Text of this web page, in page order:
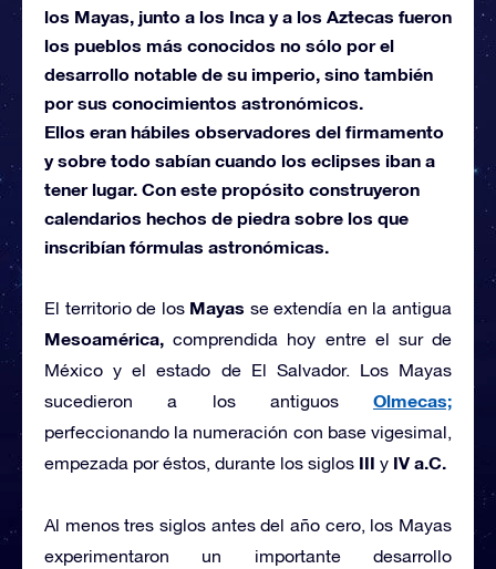
los Mayas, junto a los Inca y a los Aztecas fueron
los pueblos más conocidos no sólo por el
desarrollo notable de su imperio, sino también
por sus conocimientos astronómicos.
Ellos eran hábiles observadores del firmamento
y sobre todo sabían cuando los eclipses iban a
tener lugar. Con este propósito construyeron
calendarios hechos de piedra sobre los que
inscribían fórmulas astronómicas.
El territorio de los Mayas se extendía en la antigua
Mesoamérica, comprendida hoy entre el sur de
México y el estado de El Salvador. Los Mayas
sucedieron a los antiguos Olmecas;
perfeccionando la numeración con base vigesimal,
empezada por éstos, durante los siglos III y IV a.C.
Al menos tres siglos antes del año cero, los Mayas
experimentaron un importante desarrollo